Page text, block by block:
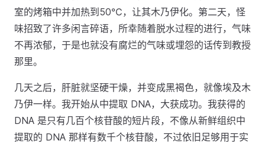
室的烤箱中并加热到50℃，让其木乃伊化。第二天，怪
味招致了许多闲言碎语，所幸随着脱水过程的进行，气味
不再浓郁，于是也就没有腐烂的气味或埋怨的话传到教授
那里。
几天之后，肝脏就坚硬干燥，并变成黑褐色，就像埃及木
乃伊一样。我开始从中提取 DNA，大获成功。我获得的
DNA 是只有几百个核苷酸的短片段，不像从新鲜组织中
提取的 DNA 那样有数千个核苷酸，不过依旧足够用于实